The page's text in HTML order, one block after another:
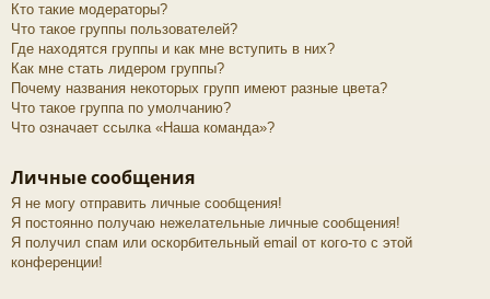
Кто такие модераторы?
Что такое группы пользователей?
Где находятся группы и как мне вступить в них?
Как мне стать лидером группы?
Почему названия некоторых групп имеют разные цвета?
Что такое группа по умолчанию?
Что означает ссылка «Наша команда»?
Личные сообщения
Я не могу отправить личные сообщения!
Я постоянно получаю нежелательные личные сообщения!
Я получил спам или оскорбительный email от кого-то с этой
конференции!